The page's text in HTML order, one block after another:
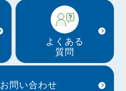
お問い合わせ
よくある
質問